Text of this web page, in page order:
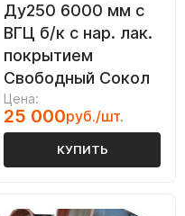
Ду250 6000 мм с
ВГЦ б/к с нар. лак.
покрытием
Свободный Сокол
Цена:
25 000руб./шт.
КУПИТЬ